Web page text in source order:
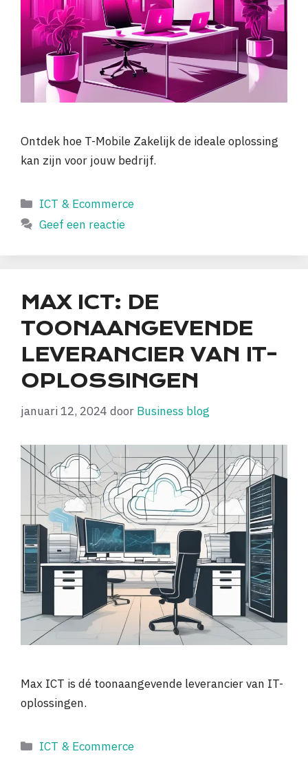
Ontdek hoe T-Mobile Zakelijk de ideale oplossing
kan zijn voor jouw bedrijf.
Categorieën
ICT & Ecommerce
Geef een reactie
MAX ICT: DE
TOONAANGEVENDE
LEVERANCIER VAN IT-
OPLOSSINGEN
januari 12, 2024 door Business blog
Max ICT is dé toonaangevende leverancier van IT-
oplossingen.
Categorieën
ICT & Ecommerce